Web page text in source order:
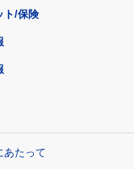
ト/保険
あたって